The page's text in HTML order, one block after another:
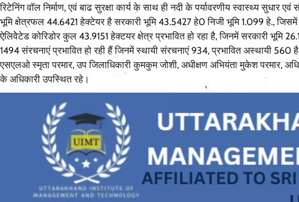
रिटेनिंग वॉल निर्माण, एवं बाढ सुरक्षा कार्य के साथ ही नदी के पर्यावरणीय स्वास्थ्य सुधार
भूमि क्षेत्रफल 44.6421 हेक्टेयर है सरकारी भूमि 43.5427 हे0 निजी भूमि 1.099 हे., जिसमें
ऐलिवेेटेड कोरिडोर कुल 43.9151 हेक्टयर क्षेत्र प्रभावित हो रहा है, जिनमें सरकारी भूमि
1494 संरचनाएं प्रभावित हो रही हैं जिनमें स्थायी संरचनाएं 934, प्रभावित अस्थायी
एसएलओ स्मृता परमार, उप जिलाधिकारी कुमकुम जोशी, अधीक्षण अभियंता मुकेश परमार,
के अधिकारी उपस्थित रहे।